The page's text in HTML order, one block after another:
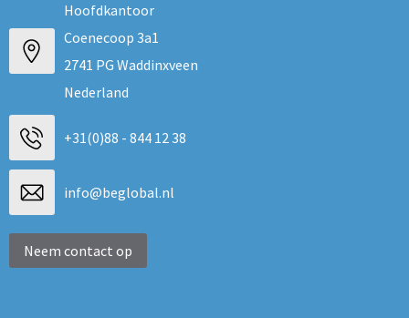
Hoofdkantoor
Coenecoop 3a1
2741 PG Waddinxveen
Nederland
+31(0)88 - 844 12 38
info@beglobal.nl
Neem contact op